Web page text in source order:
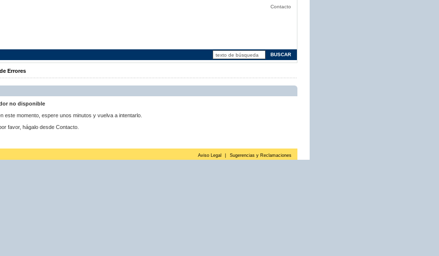
Contacto
Errores
no disponible
este momento, espere unos minutos y vuelva a intentarlo.
favor, hágalo desde Contacto.
Aviso Legal Sugerencias y Reclamaciones